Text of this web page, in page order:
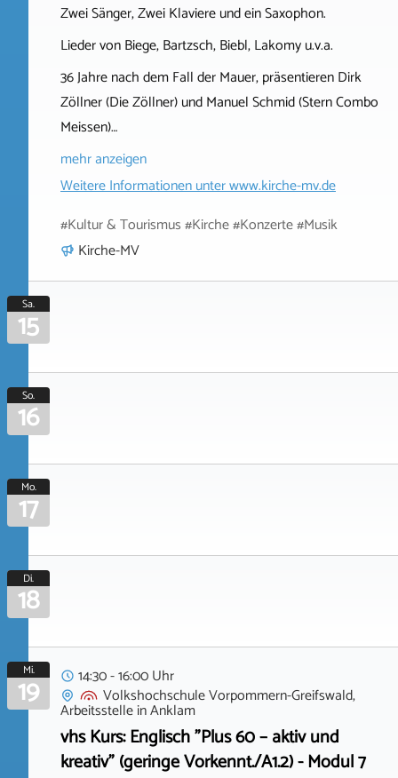
Zwei Sänger, Zwei Klaviere und ein Saxophon.
Lieder von Biege, Bartzsch, Biebl, Lakomy u.v.a.
36 Jahre nach dem Fall der Mauer, präsentieren Dirk
Zöllner (Die Zöllner) und Manuel Schmid (Stern Combo
Meissen)…
mehr anzeigen
Weitere Informationen unterwww.kirche-mv.de
#Kultur & Tourismus #Kirche #Konzerte #Musik
Kirche-MV
Sa.
15
So.
16
Mo.
17
Di.
18
Mi.
19
14:30 - 16:00 Uhr
Volkshochschule Vorpommern-Greifswald,
ArbeitsstelleinAnklam
vhs Kurs: Englisch "Plus 60 – aktiv und
kreativ" (geringe Vorkennt./A1.2) - Modul 7